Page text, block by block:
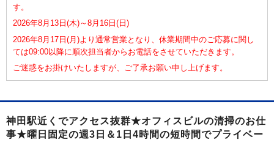
す。
2026年8月13日(木)～8月16日(日)
2026年8月17日(月)より通常営業となり、休業期間中のご応募に関し
ては09:00以降に順次担当者からお電話をさせていただきます。
ご迷惑をお掛けいたしますが、ご了承お願い申し上げます。
神田駅近くでアクセス抜群★オフィスビルの清掃のお仕
事★曜日固定の週3日＆1日4時間の短時間でプライベー